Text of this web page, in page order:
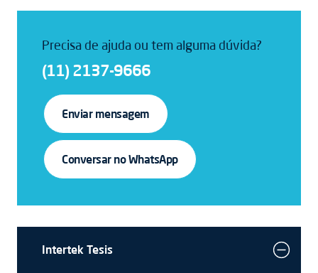
Precisa de ajuda ou tem alguma dúvida?
(11) 2137-9666
Enviar mensagem
Conversar no WhatsApp
Intertek Tesis